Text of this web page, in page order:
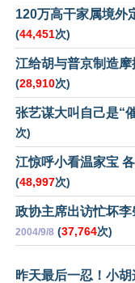
120万高干家属境外
(44,451次)
江给胡与普京制造
(28,910次)
张艺谋大叫自己是“
次)
江惊呼小看温家宝
(48,997次)
政协主席出访忙坏
2004/9/8 (37,764次)
昨天最后一忍！小